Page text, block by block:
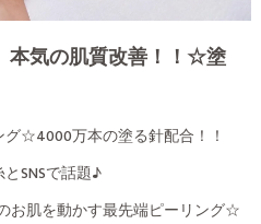
本気の肌質改善！！☆塗
☆4000万本の塗る針配合！！
SNSで話題♪
お肌を動かす最先端ピーリング☆